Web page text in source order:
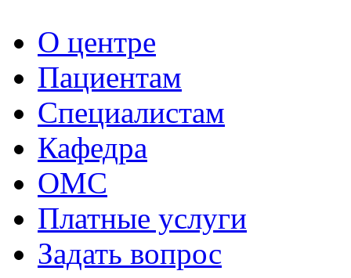
О центре
Пациентам
Специалистам
Кафедра
ОМС
Платные услуги
Задать вопрос